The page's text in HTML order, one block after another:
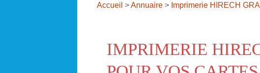
Accueil >Annuaire > Imprimerie HIRECH
IMPRIMERIE